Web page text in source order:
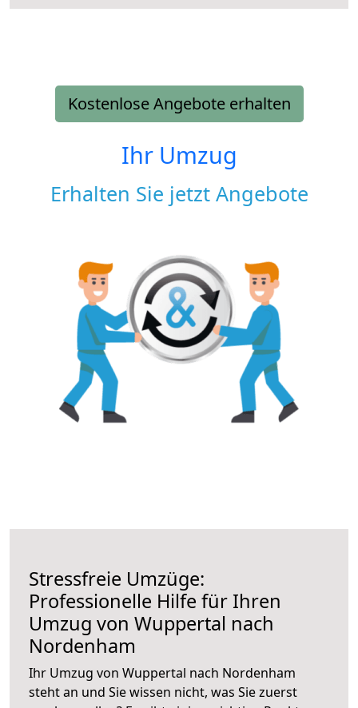
Kostenlose Angebote erhalten
Ihr Umzug
Erhalten Sie jetzt Angebote
Stressfreie Umzüge:
Professionelle Hilfe für Ihren
Umzug von Wuppertal nach
Nordenham
Ihr Umzug von Wuppertal nach Nordenham
steht an und Sie wissen nicht, was Sie zuerst